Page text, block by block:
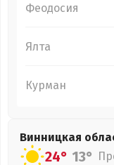
Феодосия
Ялта
Курман
Винницкая
24° 13°